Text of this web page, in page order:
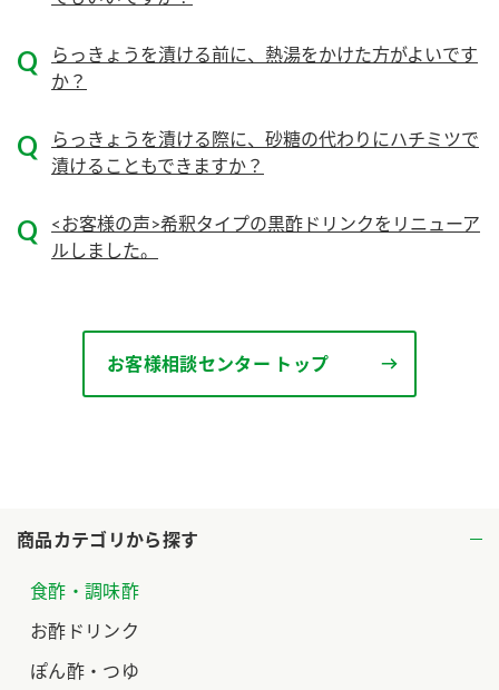
千夜
お酢を知ろう！
すしラボ
ぽん酢サワー
納豆の豆知識
ミツカンのCM
ロングセラー商品 ＋ おすすめレシピ
各部門が大切にしていること
おいしさと健康への取り組み
キッザニア東京「ぽん酢工房」
販売終了製品のご案内
お問い合わせ
地図から取り扱い店舗を探す
商品カテゴリから探す
食酢・調味酢
お酢ドリンク
ぽん酢・つゆ
らっきょうを漬ける前に、熱湯をかけた方がよいです
か？
らっきょうを漬ける際に、砂糖の代わりにハチミツで
漬けることもできますか？
<お客様の声>希釈タイプの黒酢ドリンクをリニューア
ルしました。
お客様相談センター トップ